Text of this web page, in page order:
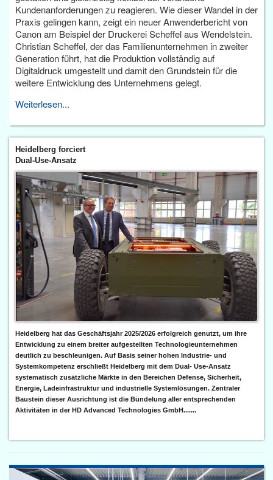
Kundenanforderungen zu reagieren. Wie dieser Wandel in der
Praxis gelingen kann, zeigt ein neuer Anwenderbericht von
Canon am Beispiel der Druckerei Scheffel aus Wendelstein.
Christian Scheffel, der das Familienunternehmen in zweiter
Generation führt, hat die Produktion vollständig auf
Digitaldruck umgestellt und damit den Grundstein für die
weitere Entwicklung des Unternehmens gelegt.
Weiterlesen...
Heidelberg forciert
Dual-Use-Ansatz
Heidelberg hat das Geschäftsjahr 2025/2026 erfolgreich genutzt, um ihre
Entwicklung zu einem breiter aufgestellten Technologieunternehmen
deutlich zu beschleunigen. Auf Basis seiner hohen Industrie- und
Systemkompetenz erschließt Heidelberg mit dem Dual- Use-Ansatz
systematisch zusätzliche Märkte in den Bereichen Defense, Sicherheit,
Energie, Ladeinfrastruktur und industrielle Systemlösungen. Zentraler
Baustein dieser Ausrichtung ist die Bündelung aller entsprechenden
Aktivitäten in der HD Advanced Technologies GmbH.......